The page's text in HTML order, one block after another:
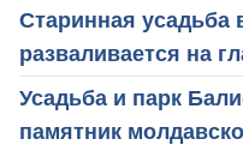
Старинная усадьба
разваливается на
Усадьба и парк
памятник